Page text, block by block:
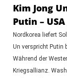
Kim Jong
Putin –
Nordkorea liefert
Un verspricht Putin
Während der
Kriegsallianz.